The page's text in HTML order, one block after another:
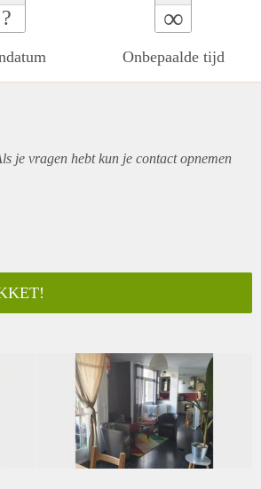
? ∞
Onbepaalde tijd
je vragen hebt kun je contact opnemen